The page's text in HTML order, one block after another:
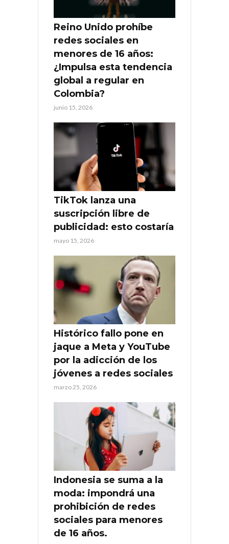
Reino Unido prohíbe
redes sociales en
menores de 16 años:
¿Impulsa esta tendencia
global a regular en
Colombia?
junio 15, 2026
TikTok lanza una
suscripción libre de
publicidad: esto costaría
mayo 15, 2026
Histórico fallo pone en
jaque a Meta y YouTube
por la adicción de los
jóvenes a redes sociales
marzo 25, 2026
Indonesia se suma a la
moda: impondrá una
prohibición de redes
sociales para menores
de 16 años.